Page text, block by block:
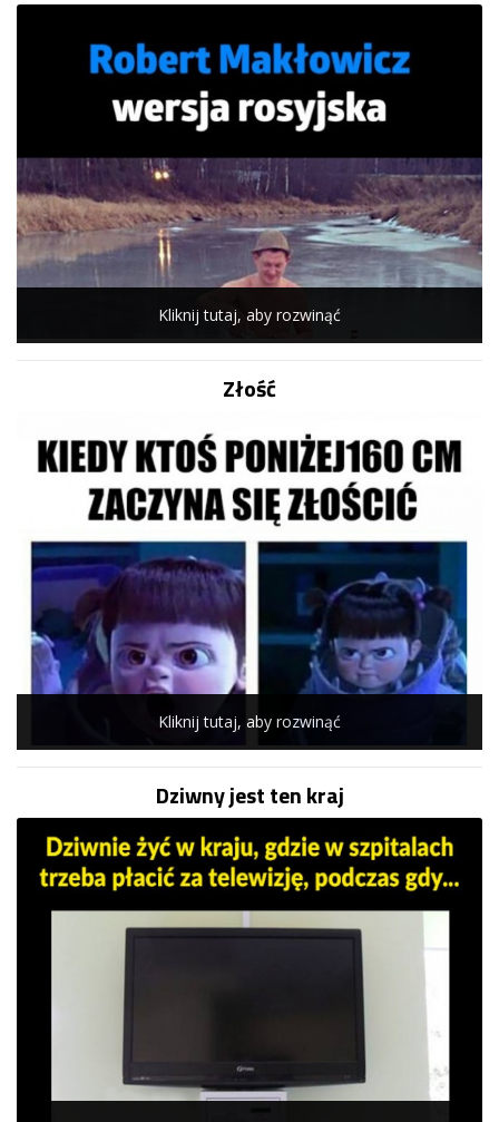
Kliknij tutaj, aby rozwinąć
Złość
Kliknij tutaj, aby rozwinąć
Dziwny jest ten kraj